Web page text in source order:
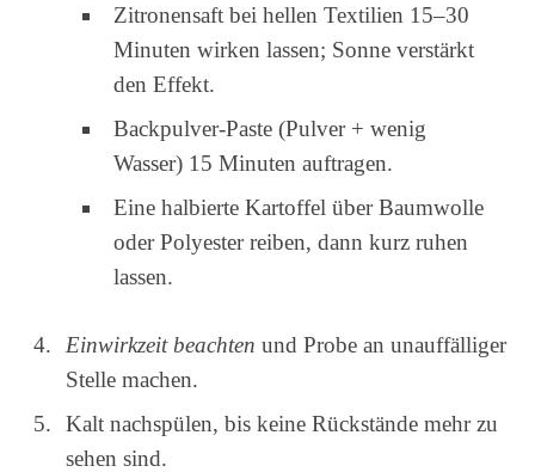
Zitronensaft bei hellen Textilien 15–30
Minuten wirken lassen; Sonne verstärkt
den Effekt.
Backpulver-Paste (Pulver + wenig
Wasser) 15 Minuten auftragen.
Eine halbierte Kartoffel über Baumwolle
oder Polyester reiben, dann kurz ruhen
lassen.
Einwirkzeit beachten und Probe an unauffälliger
Stelle machen.
Kalt nachspülen, bis keine Rückstände mehr zu
sehen sind.